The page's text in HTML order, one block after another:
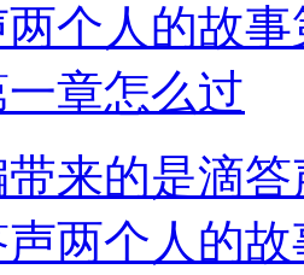
两个人的故
章怎么过
来的是滴
两个人的